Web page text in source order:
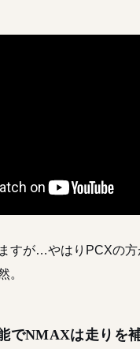
すが…やはりPCXの方
。
でNMAXは走りを